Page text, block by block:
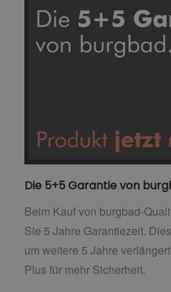
Die 5+5 Garantie von
Beim Kauf von burgbad-
Sie 5 Jahre Garantiezeit.
um weitere 5 Jahre
Plus für mehr Sicherheit.